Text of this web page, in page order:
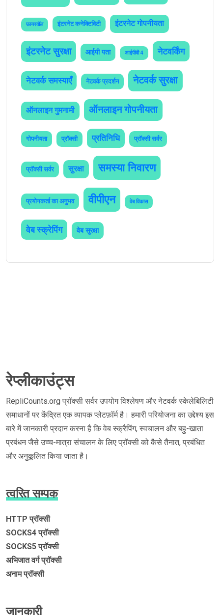
फ़ायरवॉल इंटरनेट कनेक्टिविटी इंटरनेट गोपनीयता
इंटरनेट सुरक्षा आईपी पता आईपीवी 4 नेटवर्किंग
नेटवर्क समस्याएँ नेटवर्क प्रदर्शन नेटवर्क सुरक्षा
ऑनलाइन गुमनामी ऑनलाइन गोपनीयता
गोपनीयता प्रॉक्सी प्रतिनिधि प्रॉक्सी सर्वर
प्रॉक्सी सर्वर सुरक्षा समस्या निवारण
प्रयोगकर्ता का अनुभव वीपीएन वेब विकास
वेब स्क्रेपिंग वेब सुरक्षा
रेप्लीकाउंट्स
RepliCounts.org प्रॉक्सी सर्वर उपयोग विश्लेषण और नेटवर्क स्केलेबिलिटी
समाधानों पर केंद्रित एक व्यापक प्लेटफ़ॉर्म है। हमारी परियोजना का उद्देश्य इस
बारे में जानकारी प्रदान करना है कि वेब स्क्रैपिंग, स्वचालन और बहु-खाता
प्रबंधन जैसे उच्च-मात्रा संचालन के लिए प्रॉक्सी को कैसे तैनात, प्रबंधित
और अनुकूलित किया जाता है।
त्वरित सम्पक
HTTP प्रॉक्सी
SOCKS4 प्रॉक्सी
SOCKS5 प्रॉक्सी
अभिजात वर्ग प्रॉक्सी
अनाम प्रॉक्सी
जानकारी